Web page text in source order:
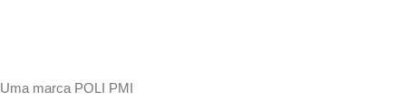
Uma marca POLI PMI